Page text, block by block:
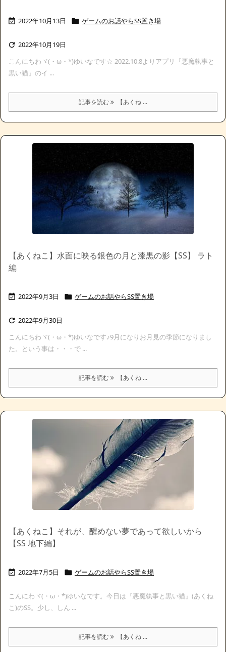
 2022年10月13日  ゲームのお話やらSS置き場
 2022年10月19日
こんにちわヾ(・ω・*)ゆいなです☆ 2022.10.8よりアプリ『悪魔執事と
黒い猫』のイ ...
記事を読む 【あくね ...
【あくねこ】水面に映る銀色の月と漆黒の影【SS】 ラト
編
 2022年9月3日  ゲームのお話やらSS置き場
 2022年9月30日
こんにちわヾ(・ω・*)ゆいなです♪9月になりお月見の季節になりまし
た。という事は・・・で ...
記事を読む 【あくね ...
【あくねこ】それが、醒めない夢であって欲しいから
【SS 地下編】
 2022年7月5日  ゲームのお話やらSS置き場
こんにわヾ(・ω・*)ゆいなです。今日は『悪魔執事と黒い猫』(あくね
こ)のSS。少し、しん ...
記事を読む 【あくね ...